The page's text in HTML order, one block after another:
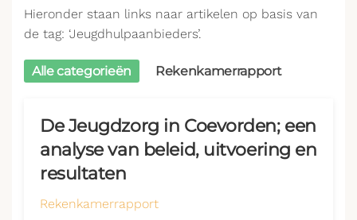
Hieronder staan links naar artikelen op basis van
de tag: ‘Jeugdhulpaanbieders’.
Alle categorieën Rekenkamerrapport
De Jeugdzorg in Coevorden; een
analyse van beleid, uitvoering en
resultaten
Rekenkamerrapport